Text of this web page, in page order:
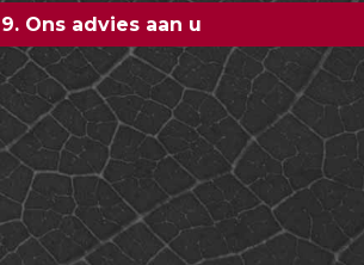
9. Ons advies aan u